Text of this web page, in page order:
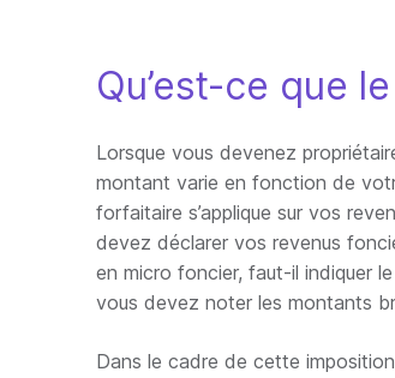
Qu’est-ce que
Lorsque vous devenez
montant varie en fonction de
forfaitaire s’applique sur vos
devez déclarer vos revenus
en micro foncier, faut-il indiquer
vous devez noter les montants
Dans le cadre de cette